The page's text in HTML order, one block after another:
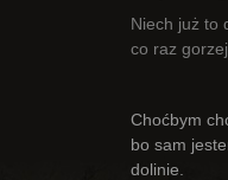
Niech już to
co raz
Choćbym
bo sam
dolinie.